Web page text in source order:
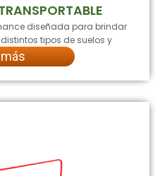
diseñada para brindar
tipos de suelos y